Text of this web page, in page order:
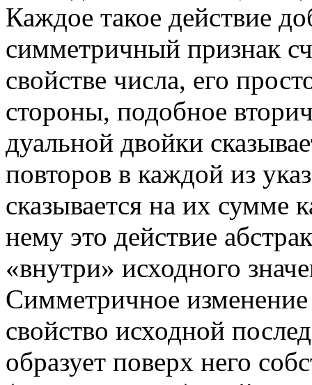
Каждое такое действие
симметричный признак
свойстве числа, его
стороны, подобное
дуальной двойки
повторов в каждой из
сказывается на их сумме
нему это действие
«внутри» исходного
Симметричное изменение
свойство исходной
образует поверх него